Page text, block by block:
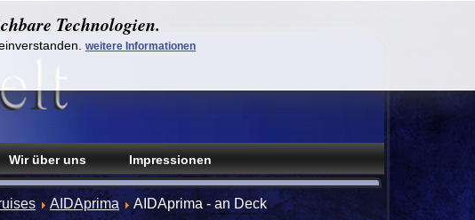
Wir über uns Impressionen
Technologien.
weitere Informationen
AIDAprima AIDAprima - an Deck